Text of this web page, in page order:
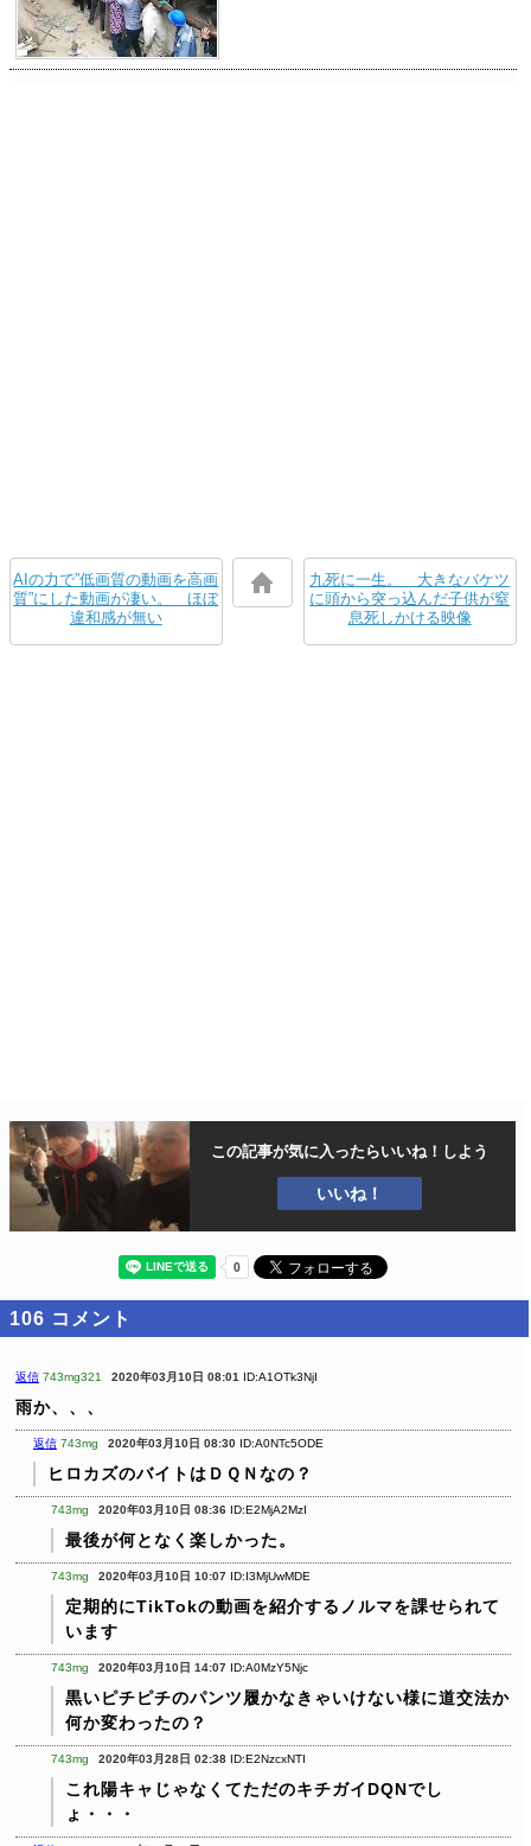
AIの力で”低画質の動画を高画
質”にした動画が凄い。 ほぼ
違和感が無い
九死に一生。 大きなバケツ
に頭から突っ込んだ子供が窒
息死しかける映像
この記事が気に入ったらいいね！しよう
いいね！
106 コメント
返信 743mg321 2020年03月10日 08:01 ID:A1OTk3NjI
雨か、、、
返信 743mg 2020年03月10日 08:30 ID:A0NTc5ODE
ヒロカズのバイトはＤＱＮなの？
743mg 2020年03月10日 08:36 ID:E2MjA2MzI
最後が何となく楽しかった。
743mg 2020年03月10日 10:07 ID:I3MjUwMDE
定期的にTikTokの動画を紹介するノルマを課せられて
います
743mg 2020年03月10日 14:07 ID:A0MzY5Njc
黒いピチピチのパンツ履かなきゃいけない様に道交法か
何か変わったの？
743mg 2020年03月28日 02:38 ID:E2NzcxNTI
これ陽キャじゃなくてただのキチガイDQNでし
ょ・・・